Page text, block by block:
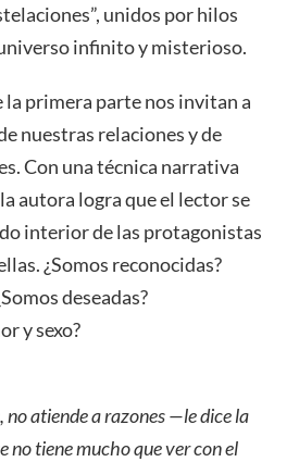
unidos por hilos
infinito y misterioso.
la primera parte nos invitan a
nuestras relaciones y de
Con una técnica narrativa
autora logra que el lector se
interior de las protagonistas
¿Somos reconocidas?
deseadas?
y sexo?
no atiende a razones —le dice la
no tiene mucho que ver con el